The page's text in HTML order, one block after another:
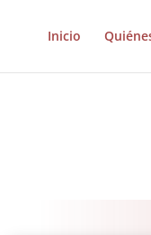
Inicio